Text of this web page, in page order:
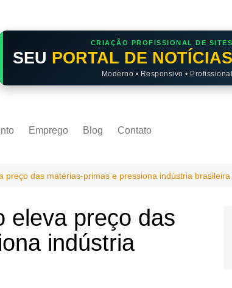
CRIAÇÃO PROFISSIONAL DE SITES
SEU PORTAL DE NOTÍCIAS
Moderno • Responsivo • Profissional
Emprego Blog Contato
preço das matérias-primas e pressiona indústria brasileira
eleva preço das
indústria